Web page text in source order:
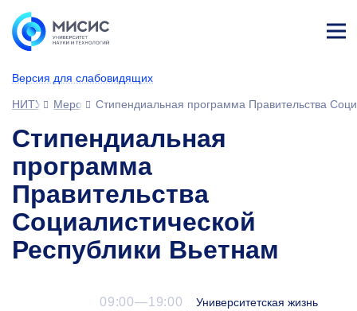
Версия для слабовидящих
ине
НИТУ МИСИСМероприятияCтипендиальная программа Правительства
Cтипендиальная
программа
Правительства
Социалистической
Республики Вьетнам
09:00—19:00 Университетская жизнь